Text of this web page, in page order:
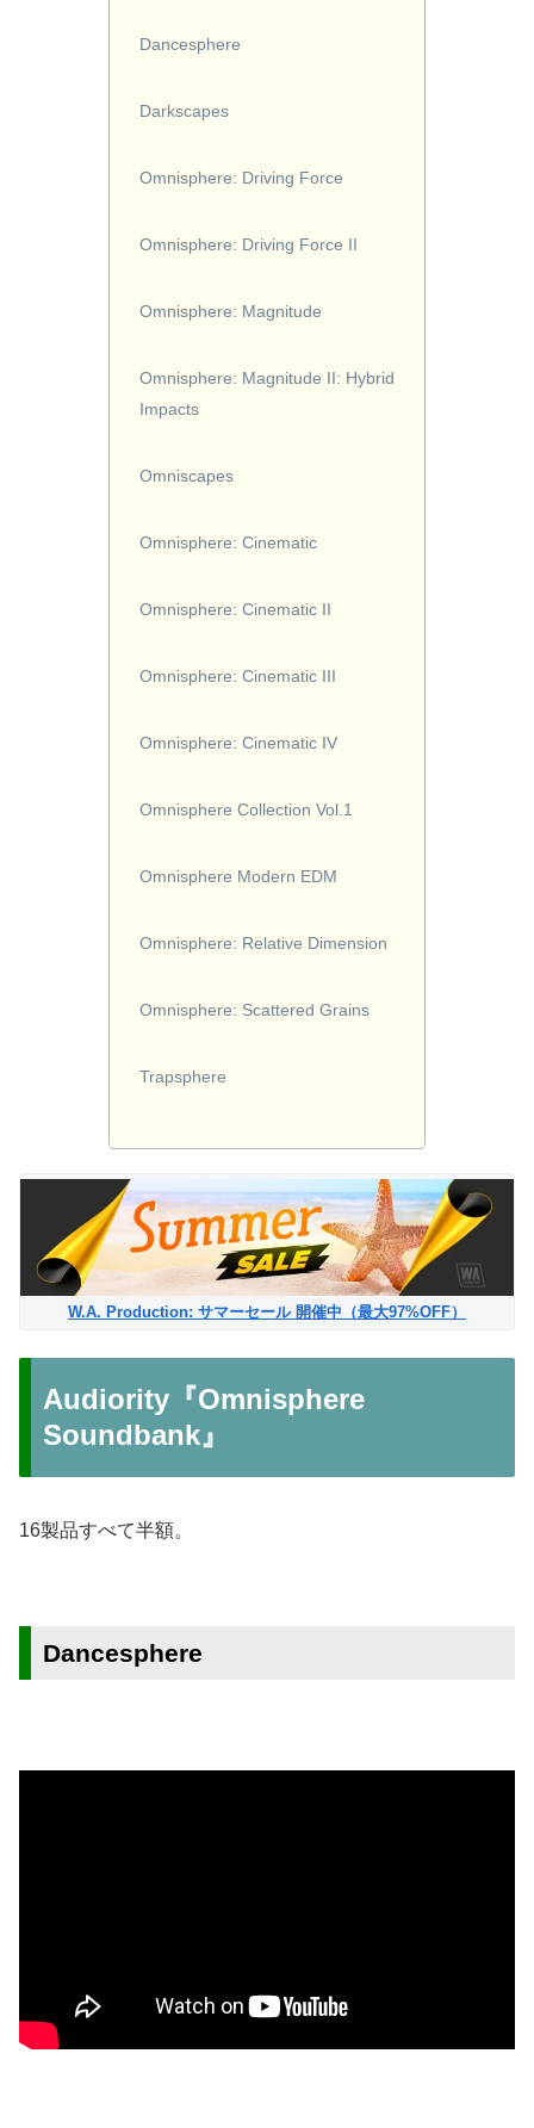
Dancesphere
Darkscapes
Omnisphere: Driving Force
Omnisphere: Driving Force II
Omnisphere: Magnitude
Omnisphere: Magnitude II: Hybrid
Impacts
Omniscapes
Omnisphere: Cinematic
Omnisphere: Cinematic II
Omnisphere: Cinematic III
Omnisphere: Cinematic IV
Omnisphere Collection Vol.1
Omnisphere Modern EDM
Omnisphere: Relative Dimension
Omnisphere: Scattered Grains
Trapsphere
W.A. Production: サマーセール 開催中（最大97%OFF）
Audiority『Omnisphere
Soundbank』
16製品すべて半額。
Dancesphere